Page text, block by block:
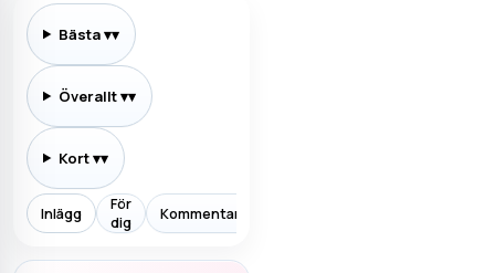
Bästa▾
Överallt▾
Kort▾
Inlägg
För
dig
Kommentarer